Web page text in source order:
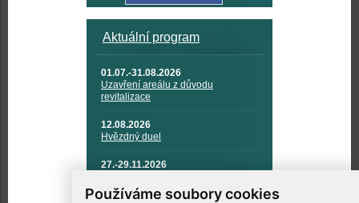
Používáme soubory cookies
Aktuální program
01.07.-31.08.2026
Uzavření areálu z důvodu
revitalizace
12.08.2026
Hvězdný duel
27.-29.11.2026
TECHNIKA A KOSMICKÉ
TECHNOLOGIE